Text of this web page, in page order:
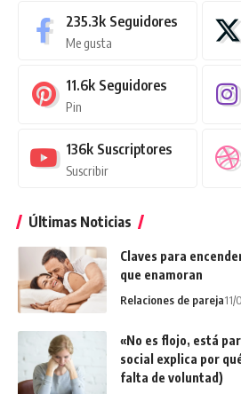
235.3k Seguidores
Me gusta
11.6k Seguidores
Pin
136k Suscriptores
Suscribir
Últimas Noticias
Claves para
que enamoran
Relaciones de pareja
«No es flojo, está
social explica por
falta de voluntad)